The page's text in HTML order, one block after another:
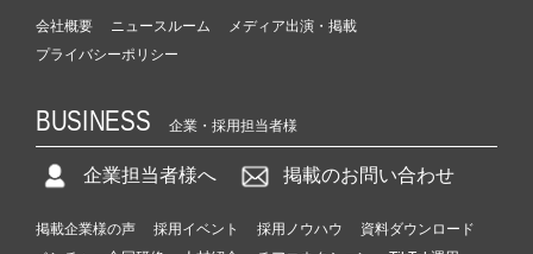
会社概要 ニュースルーム
メディア出演・掲載
プライバシーポリシー
BUSINESS 企業・採用担当者様
企業担当者様へ 掲載のお問い合わせ
掲載企業様の声 採用イベント 採用ノウハウ
資料ダウンロード